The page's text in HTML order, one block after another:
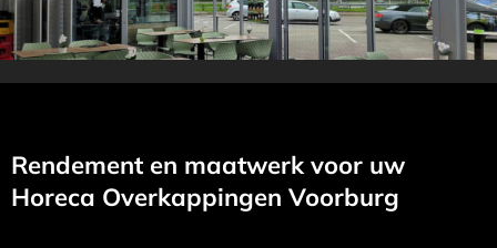
Rendement en maatwerk voor uw
Horeca Overkappingen Voorburg